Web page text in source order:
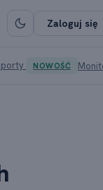
Zaloguj się
NOWOŚĆ